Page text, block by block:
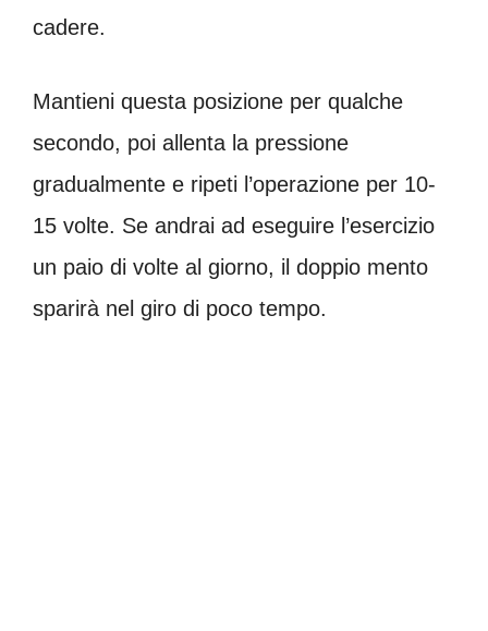
cadere.
Mantieni questa posizione per qualche
secondo, poi allenta la pressione
gradualmente e ripeti l’operazione per 10-
15 volte. Se andrai ad eseguire l’esercizio
un paio di volte al giorno, il doppio mento
sparirà nel giro di poco tempo.